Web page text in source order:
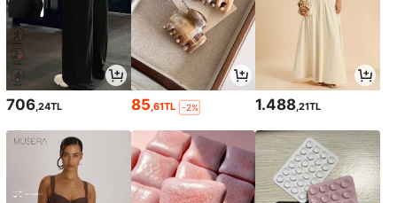
706,24TL 85,61TL -2% 1.488,21TL